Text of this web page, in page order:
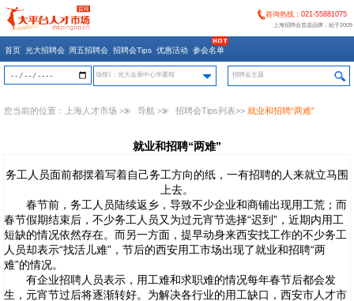
咨询热线： 021-55881075
上海招聘会首选品牌，始于2009
首页 光大招聘会 周五招聘会 招聘会Tips 优惠活动 参会名单
场馆1：光大会展中心华夏馆
您当前的位置： 上海人才市场 >> 导航 >> 招聘会Tips列表>>就业和招聘“两难”
就业和招聘“两难”
务工人员面前都摆着写着自己务工方向的纸，一有招聘的人来就立马围
上去。
春节前，务工人员陆续返乡，导致不少企业和商铺出现用工荒；而
春节假期结束后，不少务工人员又为过元宵节选择“迟到”，近期内用工
短缺的情况依然存在。而另一方面，提早动身来西安找工作的不少务工
人员却表示“找活儿难”，节后的西安用工市场出现了就业和招聘“两
难”的情况。
有企业招聘人员表示，用工难和求职难的情况每年春节后都会发
生，元宵节过后将逐渐转好。为解决各行业的用工缺口，西安市人才市